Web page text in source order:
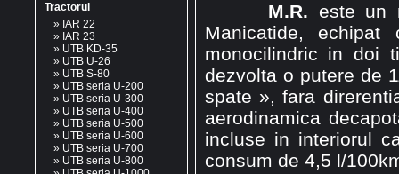
Tractorul
» IAR 22
» IAR 23
» UTB KD-35
» UTB U-26
» UTB S-80
» UTB seria U-200
» UTB seria U-300
» UTB seria U-400
» UTB seria U-500
» UTB seria U-600
» UTB seria U-700
» UTB seria U-800
M.R. este un
Manicatide,
monocilindric in doi
dezvolta o putere de
spate », fara
aerodinamica
incluse in interiorul
consum de 4,5 l/